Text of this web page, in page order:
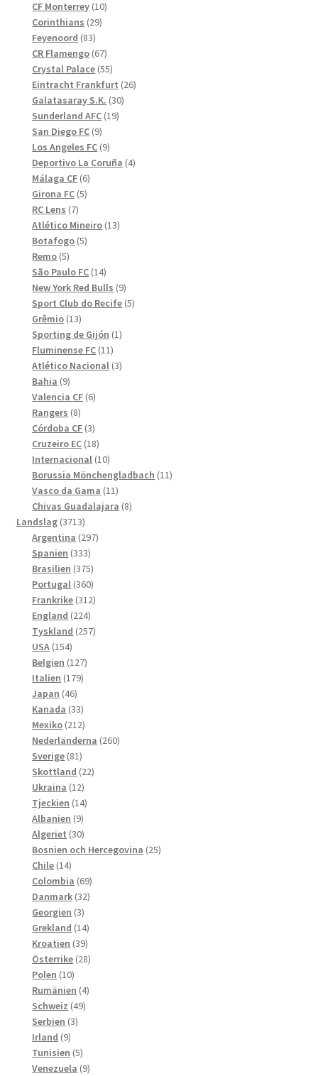
produkter
CF Monterrey 1010
Corinthians 2929
Feyenoord 8383
produkter
CR Flamengo 6767
produkter
Crystal Palace 5555
produkter
Eintracht Frankfurt 2626
Galatasaray S.K. 3030
Sunderland AFC 1919
San Diego FC 99
produkter
Los Angeles FC 99
produkter
Deportivo La Coruña 44
Málaga CF 66
Girona FC 55
RC Lens 77
produkter
Atlético Mineiro 1313
Botafogo 55
Remo 55
produkter
São Paulo FC 1414
produkter
New York Red Bulls 99
produkter
Sport Club do Recife 55
Grêmio 1313
produkter
Sporting de Gijón 11
Fluminense FC 1111
produkter
Atlético Nacional 33
Bahia 99
produkter
Valencia CF 66
Rangers 88
produkter
Córdoba CF 33
produkter
Cruzeiro EC 1818
produkter
Internacional 1010
produkter
Borussia Mönchengladbach 1111
Vasco da Gama 1111
produkter
Chivas Guadalajara 88
Landslag 37133713
produkter
Argentina 297297
Spanien 333333
produkter
Brasilien 375375
produkter
Portugal 360360
produkter
Frankrike 312312
England 224224
produkter
Tyskland 257257
USA 154154
produkter
Belgien 127127
Italien 179179
Japan 4646
produkter
Kanada 3333
produkter
Mexiko 212212
produkter
Nederländerna 260260
Sverige 8181
produkter
Skottland 2222
Ukraina 1212
produkter
Tjeckien 1414
Albanien 99
produkter
Algeriet 3030
produkter
Bosnien och Hercegovina 2525
Chile 1414
produkter
Colombia 6969
produkter
Danmark 3232
Georgien 33
produkter
Grekland 1414
produkter
Kroatien 3939
produkter
Österrike 2828
Polen 1010
produkter
Rumänien 44
Schweiz 4949
Serbien 33
Irland 99
produkter
Tunisien 55
produkter
Venezuela 99